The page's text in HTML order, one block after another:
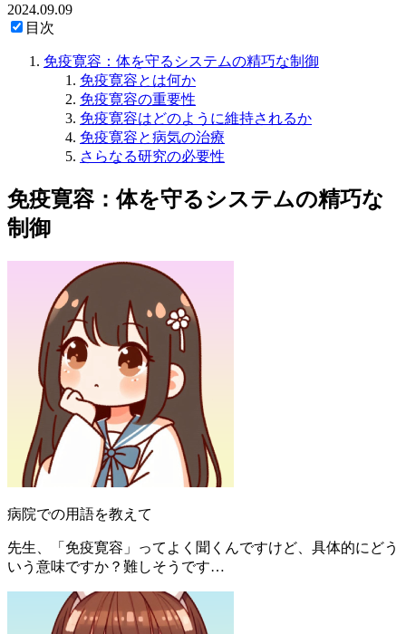
2024.09.09
目次
免疫寛容：体を守るシステムの精巧な制御
免疫寛容とは何か
免疫寛容の重要性
免疫寛容はどのように維持されるか
免疫寛容と病気の治療
さらなる研究の必要性
免疫寛容：体を守るシステムの精巧な
制御
病院での用語を教えて
先生、「免疫寛容」ってよく聞くんですけど、具体的にどう
いう意味ですか？難しそうです…